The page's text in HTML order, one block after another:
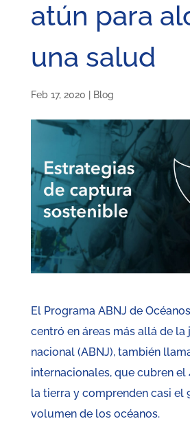
atún para
una salud
Feb 17, 2020 Blog
El Programa ABNJ de
centró en áreas más allá de
nacional (ABNJ), también
internacionales, que cubren
la tierra y comprenden casi el
volumen de los océanos.